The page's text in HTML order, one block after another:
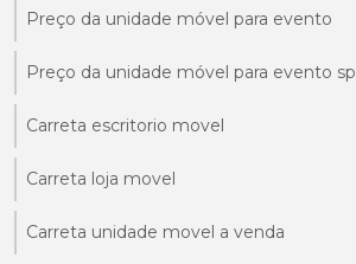
Preço da unidade móvel para evento
Preço da unidade móvel para evento sp
Carreta escritorio movel
Carreta loja movel
Carreta unidade movel a venda